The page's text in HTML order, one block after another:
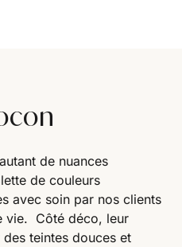
de nuances
de couleurs
avec soin par nos clients
vie. Côté déco, leur
teintes douces et